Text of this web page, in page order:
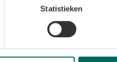
Statistieken